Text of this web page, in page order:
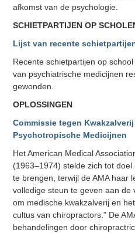
afkomst van de psychologie.
SCHIETPARTIJEN OP
Lijst van recente
Recente schietpartijen op
van psychiatrische medicijnen
gewonden.
OPLOSSINGEN
Commissie tegen
Psychotropische Medicijnen
Het American Medical
(1963–1974) stelde zich tot
te brengen, terwijl de AMA haar
volledige steun te geven aan
om medische kwakzalverij en
cultus van chiropractors.” De
behandelingen door